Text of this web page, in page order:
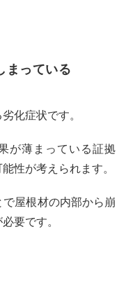
まっている
化症状です。
が薄まっている証拠
性が考えられます。
屋根材の内部から崩
要です。